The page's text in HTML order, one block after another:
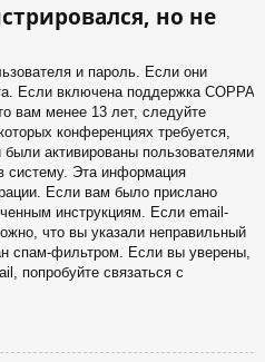
но не
и пароль. Если они
Если включена поддержка COPPA
вам менее 13 лет, следуйте
конференциях требуется,
активированы пользователями
систему. Эта информация
Если вам было прислано
инструкциям. Если email-
что вы указали неправильный
спам-фильтром. Если вы уверены,
попробуйте связаться с